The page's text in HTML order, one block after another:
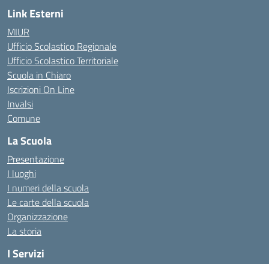
Link Esterni
MIUR
Ufficio Scolastico Regionale
Ufficio Scolastico Territoriale
Scuola in Chiaro
Iscrizioni On Line
Invalsi
Comune
La Scuola
Presentazione
I luoghi
I numeri della scuola
Le carte della scuola
Organizzazione
La storia
I Servizi